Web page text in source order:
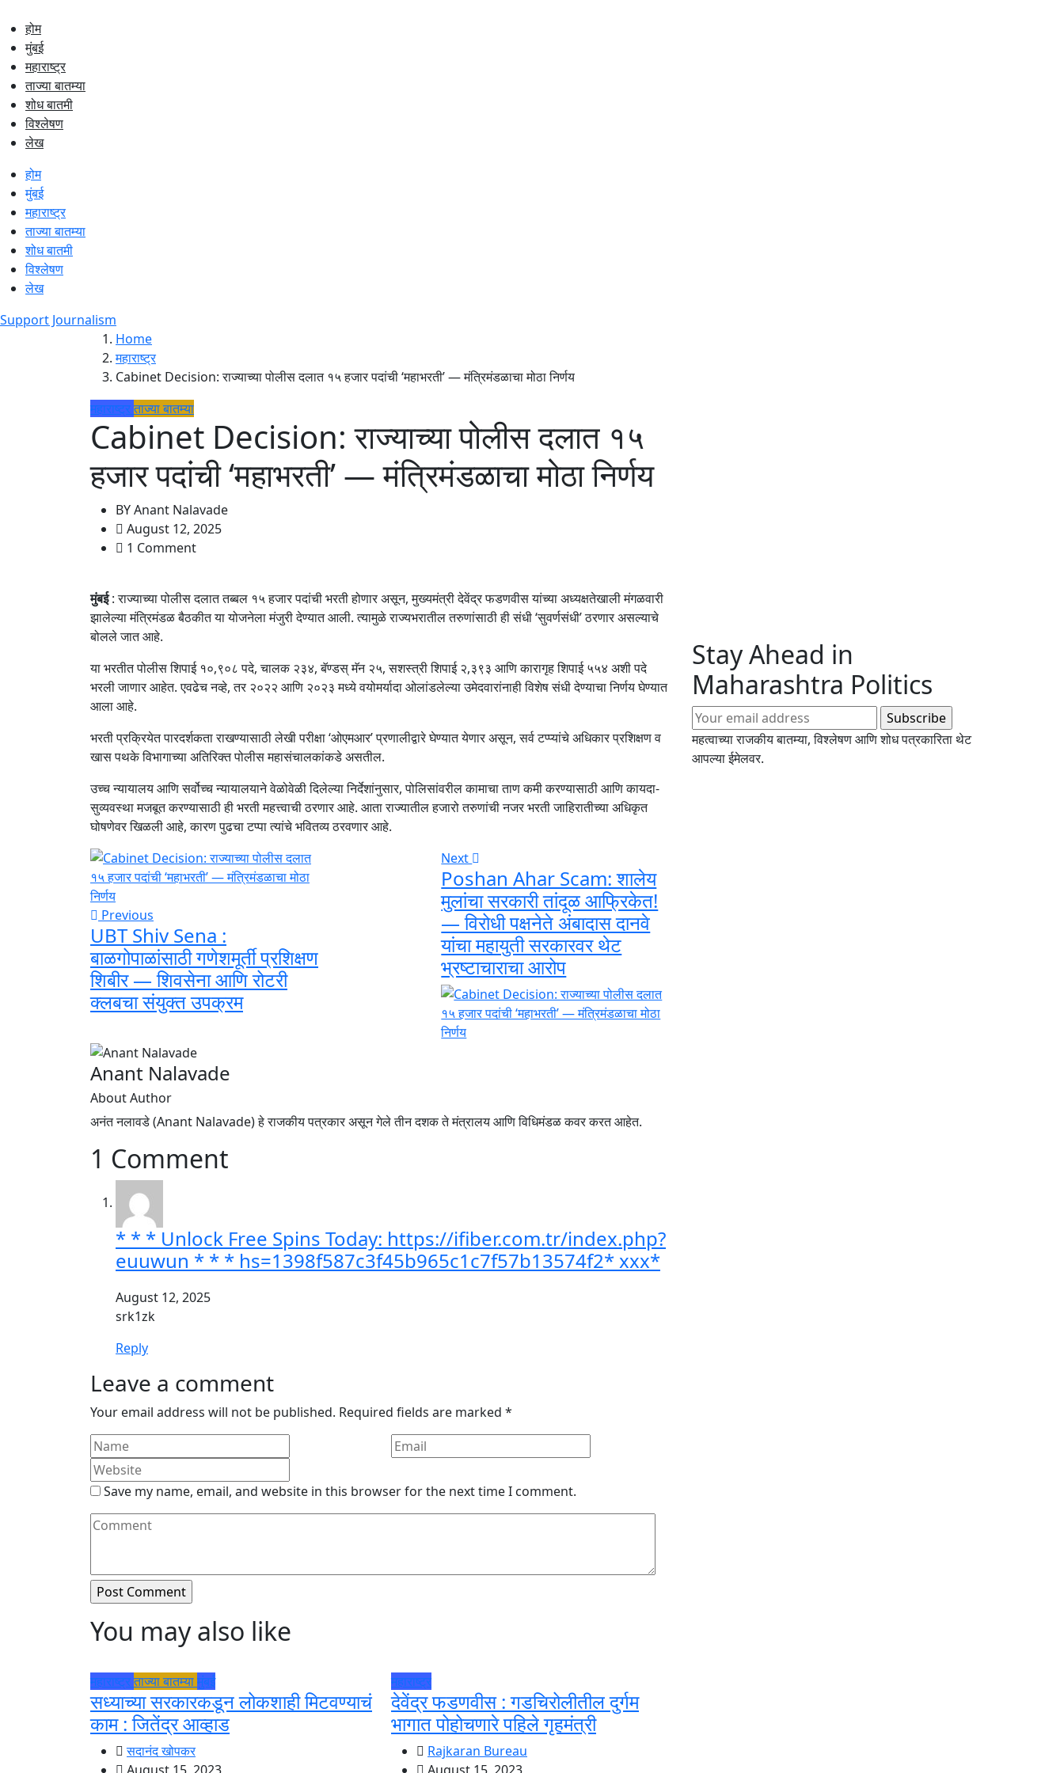
होम
मुंबई
महाराष्ट्र
ताज्या बातम्या
शोध बातमी
विश्लेषण
लेख
होम
मुंबई
महाराष्ट्र
ताज्या बातम्या
शोध बातमी
विश्लेषण
लेख
Support Journalism
Home
महाराष्ट्र
Cabinet Decision: राज्याच्या पोलीस दलात १५ हजार पदांची ‘महाभरती’ — मंत्रिमंडळाचा मोठा निर्णय
महाराष्ट्रताज्या बातम्या
Cabinet Decision: राज्याच्या पोलीस दलात १५
हजार पदांची ‘महाभरती’ — मंत्रिमंडळाचा मोठा निर्णय
BYAnant Nalavade
August 12, 2025
1 Comment
मुंबई: राज्याच्या पोलीस दलात तब्बल १५ हजार पदांची भरती होणार असून, मुख्यमंत्री देवेंद्र फडणवीस यांच्या अध्यक्षतेखाली मंगळवारी
झालेल्या मंत्रिमंडळ बैठकीत या योजनेला मंजुरी देण्यात आली. त्यामुळे राज्यभरातील तरुणांसाठी ही संधी ‘सुवर्णसंधी’ ठरणार असल्याचे
बोलले जात आहे.
या भरतीत पोलीस शिपाई १०,९०८ पदे, चालक २३४, बॅण्डस् मॅन २५, सशस्त्री शिपाई २,३९३ आणि कारागृह शिपाई ५५४ अशी पदे
भरली जाणार आहेत. एवढेच नव्हे, तर २०२२ आणि २०२३ मध्ये वयोमर्यादा ओलांडलेल्या उमेदवारांनाही विशेष संधी देण्याचा निर्णय घेण्यात
आला आहे.
भरती प्रक्रियेत पारदर्शकता राखण्यासाठी लेखी परीक्षा ‘ओएमआर’ प्रणालीद्वारे घेण्यात येणार असून, सर्व टप्प्यांचे अधिकार प्रशिक्षण व
खास पथके विभागाच्या अतिरिक्त पोलीस महासंचालकांकडे असतील.
उच्च न्यायालय आणि सर्वोच्च न्यायालयाने वेळोवेळी दिलेल्या निर्देशांनुसार, पोलिसांवरील कामाचा ताण कमी करण्यासाठी आणि कायदा-
सुव्यवस्था मजबूत करण्यासाठी ही भरती महत्त्वाची ठरणार आहे. आता राज्यातील हजारो तरुणांची नजर भरती जाहिरातीच्या अधिकृत
घोषणेवर खिळली आहे, कारण पुढचा टप्पा त्यांचे भवितव्य ठरवणार आहे.
Previous
UBT Shiv Sena :
बाळगोपाळांसाठी गणेशमूर्ती प्रशिक्षण
शिबीर — शिवसेना आणि रोटरी
क्लबचा संयुक्त उपक्रम
Next
Poshan Ahar Scam: शालेय
मुलांचा सरकारी तांदूळ आफ्रिकेत!
— विरोधी पक्षनेते अंबादास दानवे
यांचा महायुती सरकारवर थेट
भ्रष्टाचाराचा आरोप
Anant Nalavade
About Author
अनंत नलावडे (Anant Nalavade) हे राजकीय पत्रकार असून गेले तीन दशक ते मंत्रालय आणि विधिमंडळ कवर करत आहेत.
1 Comment
* * * Unlock Free Spins Today: https://ifiber.com.tr/index.php?
euuwun * * * hs=1398f587c3f45b965c1c7f57b13574f2* ххх*
August 12, 2025
srk1zk
Reply
Leave a comment
Your email address will not be published. Required fields are marked *
Save my name, email, and website in this browser for the next time I comment.
You may also like
महाराष्ट्रताज्या बातम्यामुंबई
सध्याच्या सरकारकडून लोकशाही मिटवण्याचं
काम : जितेंद्र आव्हाड
सदानंद खोपकर
महाराष्ट्र
देवेंद्र फडणवीस : गडचिरोलीतील दुर्गम
भागात पोहोचणारे पहिले गृहमंत्री
Rajkaran Bureau
Stay Ahead in
Maharashtra Politics
महत्वाच्या राजकीय बातम्या, विश्लेषण आणि शोध पत्रकारिता थेट
आपल्या ईमेलवर.